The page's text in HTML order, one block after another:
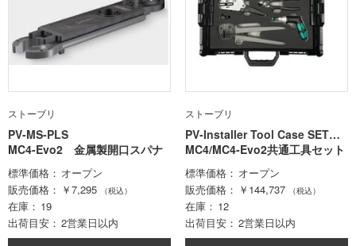
ストーブリ
PV-MS-PLS
MC4-Evo2 金属製開口スパナ
標準価格
オープン
販売価格
￥7,295 （税込）
在庫
19
出荷目安
2営業日以内
ストーブリ
PV-Installer Tool Case SET【N
o.32.6126】
MC4/MC4-Evo2共通工具セット
標準価格
オープン
販売価格
￥144,737 （税込）
在庫
12
出荷目安
2営業日以内